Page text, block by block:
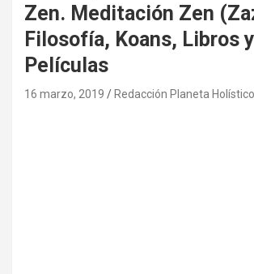
Zen. Meditación Zen
Filosofía, Koans, Libros y
Películas
16 marzo, 2019 Redacción Planeta Holístico